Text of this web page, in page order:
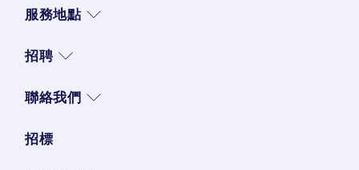
服務地點
招聘
聯絡我們
招標